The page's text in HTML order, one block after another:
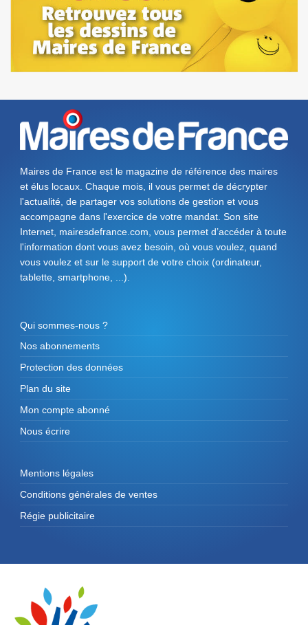
Maires de France est le magazine de référence des maires
et élus locaux. Chaque mois, il vous permet de décrypter
l'actualité, de partager vos solutions de gestion et vous
accompagne dans l'exercice de votre mandat. Son site
Internet, mairesdefrance.com, vous permet d’accéder à toute
l'information dont vous avez besoin, où vous voulez, quand
vous voulez et sur le support de votre choix (ordinateur,
tablette, smartphone, ...).
Qui sommes-nous ?
Nos abonnements
Protection des données
Plan du site
Mon compte abonné
Nous écrire
Mentions légales
Conditions générales de ventes
Régie publicitaire